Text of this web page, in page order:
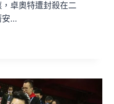
卓奧特遭封殺在二
安…